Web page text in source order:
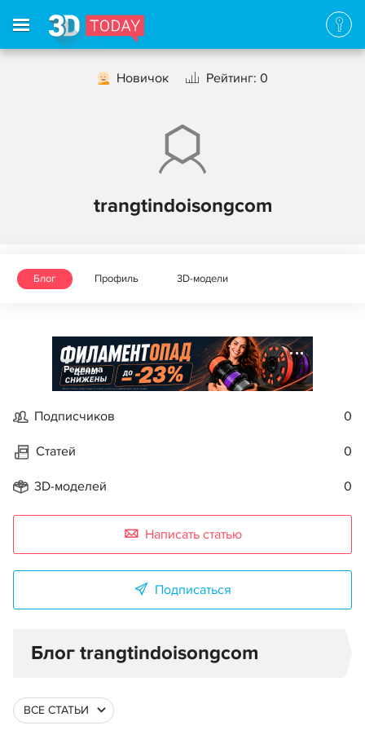
Новичок Рейтинг: 0
trangtindoisongcom
Блог Профиль 3D-модели
Реклама
Подписчиков 0
Статей 0
3D-моделей 0
Написать статью
Подписаться
Блог trangtindoisongcom
ВСЕ СТАТЬИ